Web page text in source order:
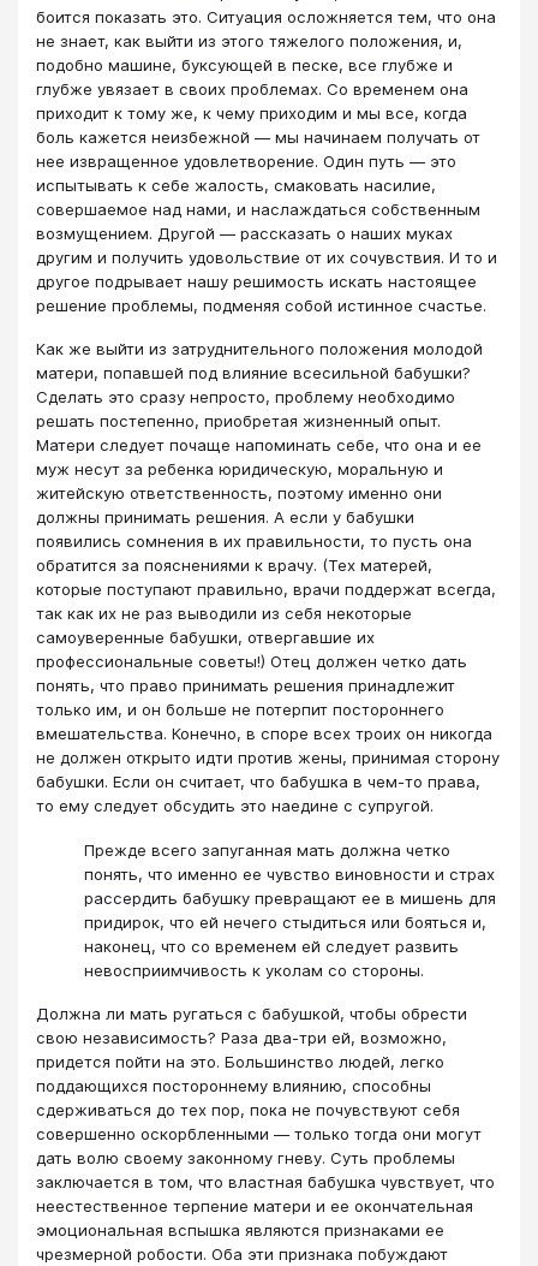
боится показать это. Ситуация осложняется тем, что она
не знает, как выйти из этого тяжелого положения, и,
подобно машине, буксующей в песке, все глубже и
глубже увязает в своих проблемах. Со временем она
приходит к тому же, к чему приходим и мы все, когда
боль кажется неизбежной — мы начинаем получать от
нее извращенное удовлетворение. Один путь — это
испытывать к себе жалость, смаковать насилие,
совершаемое над нами, и наслаждаться собственным
возмущением. Другой — рассказать о наших муках
другим и получить удовольствие от их сочувствия. И то и
другое подрывает нашу решимость искать настоящее
решение проблемы, подменяя собой истинное счастье.
Как же выйти из затруднительного положения молодой
матери, попавшей под влияние всесильной бабушки?
Сделать это сразу непросто, проблему необходимо
решать постепенно, приобретая жизненный опыт.
Матери следует почаще напоминать себе, что она и ее
муж несут за ребенка юридическую, моральную и
житейскую ответственность, поэтому именно они
должны принимать решения. А если у бабушки
появились сомнения в их правильности, то пусть она
обратится за пояснениями к врачу. (Тех матерей,
которые поступают правильно, врачи поддержат всегда,
так как их не раз выводили из себя некоторые
самоуверенные бабушки, отвергавшие их
профессиональные советы!) Отец должен четко дать
понять, что право принимать решения принадлежит
только им, и он больше не потерпит постороннего
вмешательства. Конечно, в споре всех троих он никогда
не должен открыто идти против жены, принимая сторону
бабушки. Если он считает, что бабушка в чем-то права,
то ему следует обсудить это наедине с супругой.
Прежде всего запуганная мать должна четко
понять, что именно ее чувство виновности и страх
рассердить бабушку превращают ее в мишень для
придирок, что ей нечего стыдиться или бояться и,
наконец, что со временем ей следует развить
невосприимчивость к уколам со стороны.
Должна ли мать ругаться с бабушкой, чтобы обрести
свою независимость? Раза два-три ей, возможно,
придется пойти на это. Большинство людей, легко
поддающихся постороннему влиянию, способны
сдерживаться до тех пор, пока не почувствуют себя
совершенно оскорбленными — только тогда они могут
дать волю своему законному гневу. Суть проблемы
заключается в том, что властная бабушка чувствует, что
неестественное терпение матери и ее окончательная
эмоциональная вспышка являются признаками ее
чрезмерной робости. Оба эти признака побуждают